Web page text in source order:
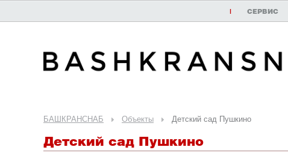
| СЕРВИС
БАШКРАНСНАБ Объекты Детский сад Пушкино
Детский сад Пушкино